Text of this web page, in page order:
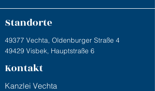
Standorte
49377 Vechta, Oldenburger Straße 4
49429 Visbek, Hauptstraße 6
Kontakt
Kanzlei Vechta